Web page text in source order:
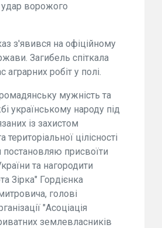
ворожого
з'явився на офіційному
Загибель спіткала
аграрних робіт у полі.
мужність та
українському народу під
із захистом
територіальної цілісності
постановляю присвоїти
та нагородити
Зірка" Гордієнка
голові
"Асоціація
землевласників